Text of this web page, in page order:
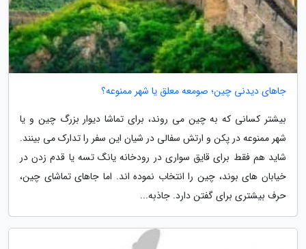
جاهای دیدنی چین؛ صومعه معلق یا شهر ممنوعه؟
بیشتر کسانی که به چین می روند، برای تماشا دیوار بزرگ چین و یا
شهر ممنوعه در پکن و ارتش سفالی در شیان این سفر را تدارک می بینند.
شاید هم فقط برای قایق سواری در رودخانه یانگ تسه یا قدم زدن در
خیابان های بوند، چین را انتخاب نموده اند. اما جاهای تماشای چین،
حرف بیشتری برای گفتن دارد. جاذبه...